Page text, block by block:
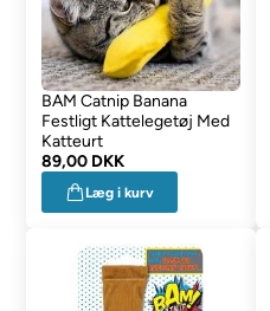
BAM Catnip Banana
Festligt Kattelegetøj Med
Katteurt
89,00 DKK
Læg i kurv